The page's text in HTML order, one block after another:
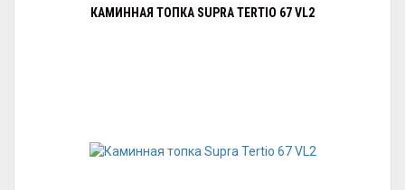
КАМИННАЯ ТОПКА SUPRA TERTIO 67 VL2